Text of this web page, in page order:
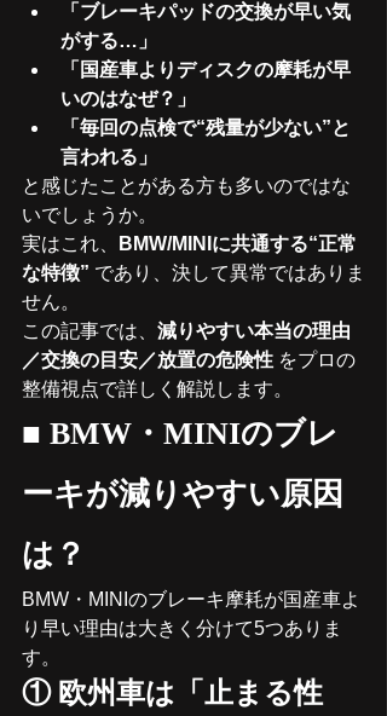
「ブレーキパッドの交換が早い気
がする…」
「国産車よりディスクの摩耗が早
いのはなぜ？」
「毎回の点検で“残量が少ない”と
言われる」
と感じたことがある方も多いのではな
いでしょうか。
実はこれ、
BMW/MINIに共通する“正常
な特徴” であり、決して異常ではありま
せん。
この記事では、 減りやすい本当の理由
／交換の目安／放置の危険性 をプロの
整備視点で詳しく解説します。
■ BMW・MINIのブレ
ーキが減りやすい原因
は？
BMW・MINIのブレーキ摩耗が国産車よ
り早い理由は大きく分けて5つありま
す。
① 欧州車は「止まる性